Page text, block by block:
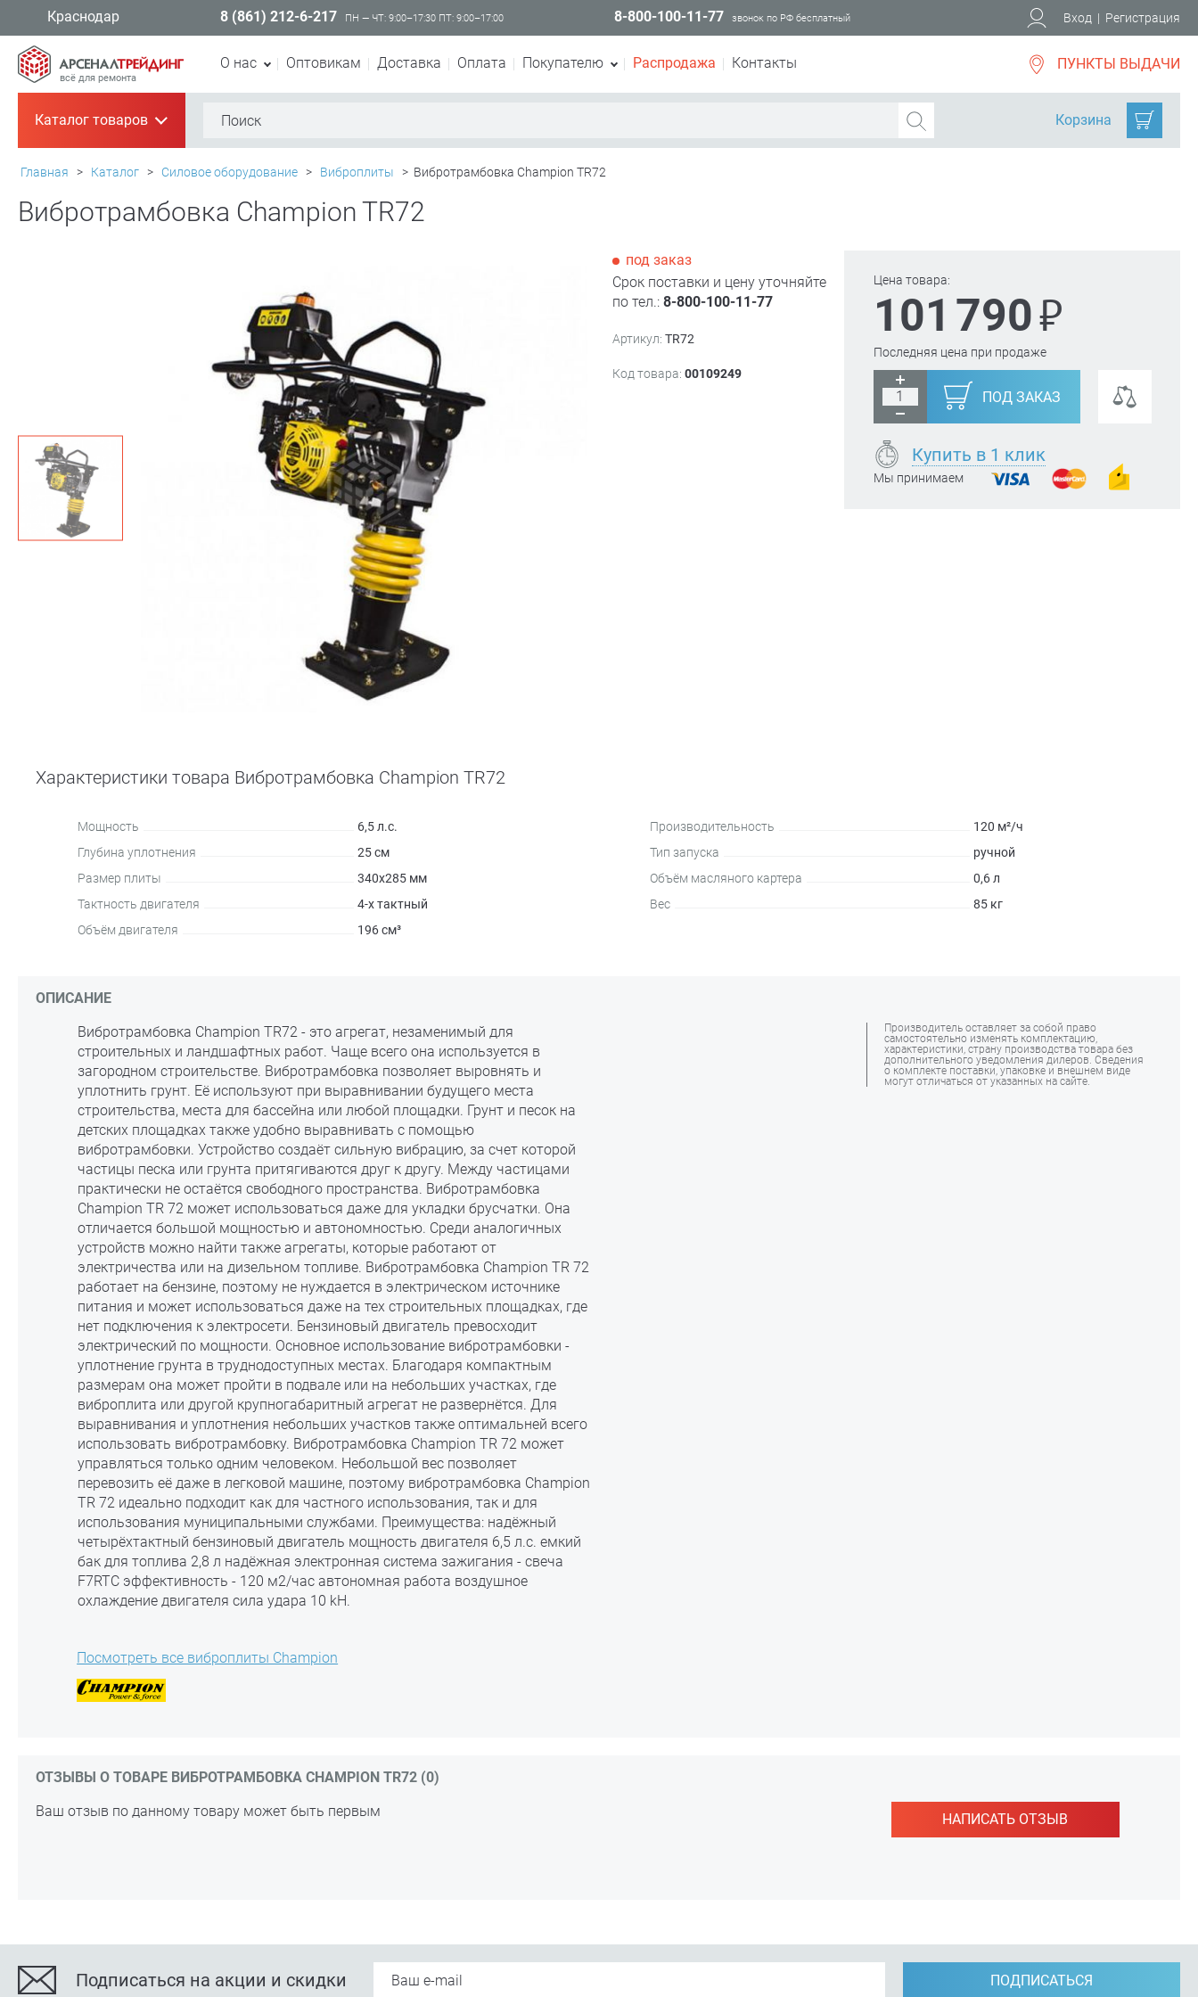
Краснодар 8 (861) 212-6-217 ПН — ЧТ: 9:00–17:30 ПТ: 9:00–17:00 8-800-100-11-77 звонок по РФ бесплатный Вход | Регистрация
всё для ремонта
О нас Оптовикам Доставка Оплата Покупателю Распродажа Контакты ПУНКТЫ ВЫДАЧИ
Каталог товаров+ Корзина
Главная > Каталог > Силовое оборудование > Виброплиты > Вибротрамбовка Champion TR72
Вибротрамбовка Champion TR72
Цена товара:
101 790₽
Последняя цена при продаже
ПОД ЗАКАЗ
Купить в 1 клик
Мы принимаем
под заказ
Срок поставки и цену уточняйте
по тел.:8-800-100-11-77
Артикул: TR72
Код товара: 00109249
Характеристики товара Вибротрамбовка Champion TR72
Мощность
6,5 л.с.
Глубина уплотнения
25 см
Размер плиты
340x285 мм
Тактность двигателя
4-х тактный
Объём двигателя
196 см³
Производительность
120 м²/ч
Тип запуска
ручной
Объём масляного картера
0,6 л
Вес
85 кг
ОПИСАНИЕ
Вибротрамбовка Champion TR72 - это агрегат, незаменимый для
строительных и ландшафтных работ. Чаще всего она используется в
загородном строительстве. Вибротрамбовка позволяет выровнять и
уплотнить грунт. Её используют при выравнивании будущего места
строительства, места для бассейна или любой площадки. Грунт и песок на
детских площадках также удобно выравнивать с помощью
вибротрамбовки. Устройство создаёт сильную вибрацию, за счет которой
частицы песка или грунта притягиваются друг к другу. Между частицами
практически не остаётся свободного пространства. Вибротрамбовка
Champion TR 72 может использоваться даже для укладки брусчатки. Она
отличается большой мощностью и автономностью. Среди аналогичных
устройств можно найти также агрегаты, которые работают от
электричества или на дизельном топливе. Вибротрамбовка Champion TR 72
работает на бензине, поэтому не нуждается в электрическом источнике
питания и может использоваться даже на тех строительных площадках, где
нет подключения к электросети. Бензиновый двигатель превосходит
электрический по мощности. Основное использование вибротрамбовки -
уплотнение грунта в труднодоступных местах. Благодаря компактным
размерам она может пройти в подвале или на небольших участках, где
виброплита или другой крупногабаритный агрегат не развернётся. Для
выравнивания и уплотнения небольших участков также оптимальней всего
использовать вибротрамбовку. Вибротрамбовка Champion TR 72 может
управляться только одним человеком. Небольшой вес позволяет
перевозить её даже в легковой машине, поэтому вибротрамбовка Champion
TR 72 идеально подходит как для частного использования, так и для
использования муниципальными службами. Преимущества: надёжный
четырёхтактный бензиновый двигатель мощность двигателя 6,5 л.с. емкий
бак для топлива 2,8 л надёжная электронная система зажигания - свеча
F7RTC эффективность - 120 м2/час автономная работа воздушное
охлаждение двигателя сила удара 10 kH.
Производитель оставляет за собой право
самостоятельно изменять комплектацию,
характеристики, страну производства товара без
дополнительного уведомления дилеров. Сведения
о комплекте поставки, упаковке и внешнем виде
могут отличаться от указанных на сайте.
Посмотреть все виброплиты Champion
ОТЗЫВЫ О ТОВАРЕ ВИБРОТРАМБОВКА CHAMPION TR72 (0)
НАПИСАТЬ ОТЗЫВ
Ваш отзыв по данному товару может быть первым
Подписаться на акции и скидки ПОДПИСАТЬСЯ